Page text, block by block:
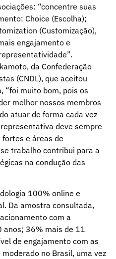
“concentre suas
Choice (Escolha);
(Customização),
engajamento e
da Confederação
(CNDL), que aceitou
“foi muito bom, pois os
melhor nossos membros
atuar de forma cada vez
deve sempre
e áreas de
trabalho contribui para a
na condução das
100% online e
Da amostra consultada,
com a
anos; 36% mais de 11
de engajamento com as
no Brasil, uma vez